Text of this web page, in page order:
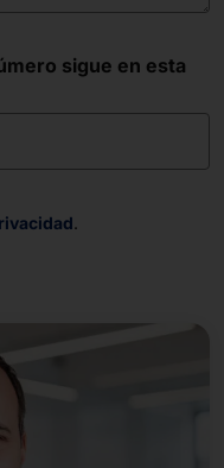
sigue en esta
.